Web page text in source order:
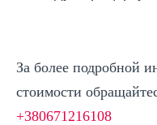
За более подробной
стоимости
+380671216108